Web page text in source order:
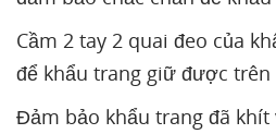
Cầm 2 tay 2 quai đeo của
để khẩu trang giữ được trên
Đảm bảo khẩu trang đã khít